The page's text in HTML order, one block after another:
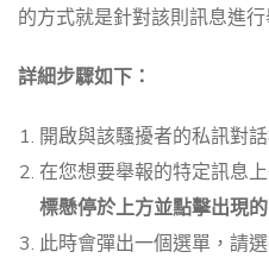
的方式就是針對該則訊息進行
詳細步驟如下：
開啟與該騷擾者的私訊對話
在您想要舉報的特定訊息上
標懸停於上方並點擊出現
此時會彈出一個選單，請